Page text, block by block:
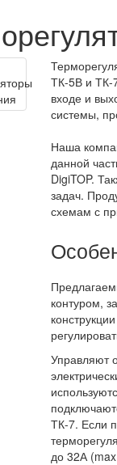
ТК-5В и ТК-
входе и
системы,
Наша
данной
DigiTOP.
задач.
схемам с
контуром,
Управляют
ТК-7. Если
до 32А